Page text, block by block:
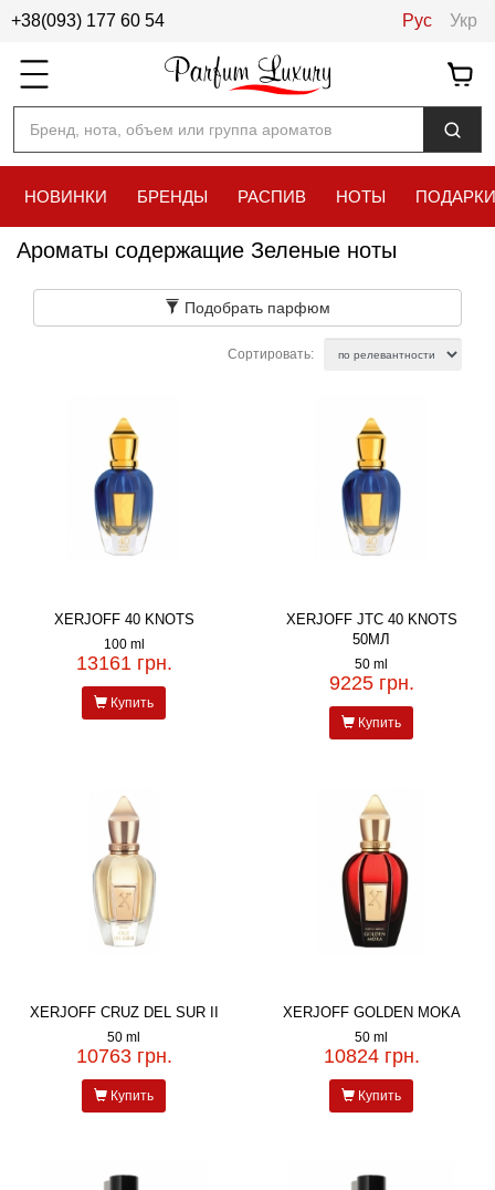
+38(093) 177 60 54 Рус Укр
Бренд, нота, объем или группа ароматов
НОВИНКИ БРЕНДЫ РАСПИВ НОТЫ ПОДАРКИ
Ароматы содержащие Зеленые ноты
Подобрать парфюм
Сортировать:
XERJOFF 40 KNOTS
100 ml
13161 грн.
Купить
XERJOFF JTC 40 KNOTS
50МЛ
50 ml
9225 грн.
Купить
XERJOFF CRUZ DEL SUR II
50 ml
10763 грн.
Купить
XERJOFF GOLDEN MOKA
50 ml
10824 грн.
Купить